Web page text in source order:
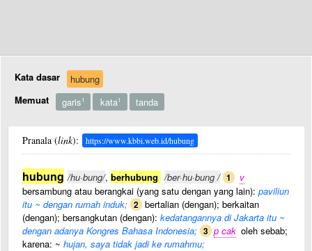
Kata dasar
hubung
Memuat
garis1 kata1 tanda
Pranala (link): https://www.kbbi.web.id/hubung
hubung /hu·bung/, berhubung /ber·hu·bung / 1
v
bersambung atau berangkai (yang satu dengan yang lain): paviliun
itu ~ dengan rumah induk; 2 bertalian (dengan); berkaitan
(dengan); bersangkutan (dengan): kedatangannya di Jakarta itu ~
dengan adanya Kongres Bahasa Indonesia; 3 p cak oleh sebab;
karena: ~ hujan, saya tidak jadi ke rumahmu;